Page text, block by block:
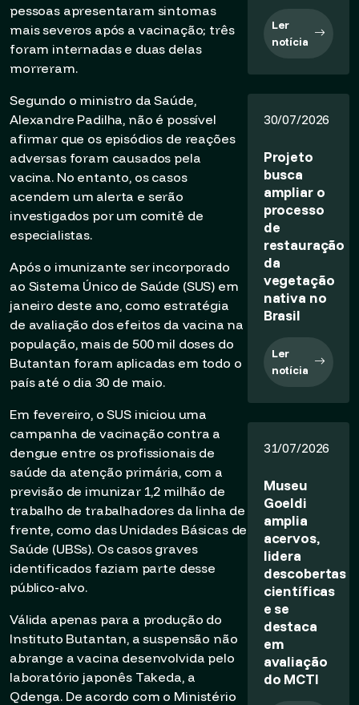
pessoas apresentaram sintomas
mais severos após a vacinação; três
foram internadas e duas delas
morreram.
Segundo o ministro da Saúde,
Alexandre Padilha, não é possível
afirmar que os episódios de reações
adversas foram causados pela
vacina. No entanto, os casos
acendem um alerta e serão
investigados por um comitê de
especialistas.
Após o imunizante ser incorporado
ao Sistema Único de Saúde (SUS) em
janeiro deste ano, como estratégia
de avaliação dos efeitos da vacina na
população, mais de 500 mil doses do
Butantan foram aplicadas em todo o
país até o dia 30 de maio.
Em fevereiro, o SUS iniciou uma
campanha de vacinação contra a
dengue entre os profissionais de
saúde da atenção primária, com a
previsão de imunizar 1,2 milhão de
trabalho de trabalhadores da linha de
frente, como das Unidades Básicas de
Saúde (UBSs). Os casos graves
identificados faziam parte desse
público-alvo.
Válida apenas para a produção do
Instituto Butantan, a suspensão não
abrange a vacina desenvolvida pelo
laboratório japonês Takeda, a
Qdenga. De acordo com o Ministério
Ler
notícia
30/07/2026
Projeto
busca
ampliar o
processo
de
restauração
da
vegetação
nativa no
Brasil
Ler
notícia
31/07/2026
Museu
Goeldi
amplia
acervos,
lidera
descobertas
científicas
e se
destaca
em
avaliação
do MCTI